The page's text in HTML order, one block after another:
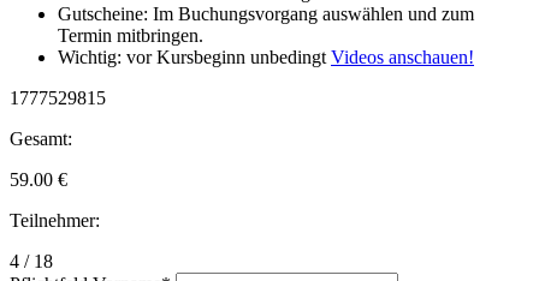
Gutscheine: Im Buchungsvorgang auswählen und zum
Termin mitbringen.
Wichtig: vor Kursbeginn unbedingtVideos anschauen!
1777529815
Gesamt:
59.00 €
Teilnehmer:
4 / 18